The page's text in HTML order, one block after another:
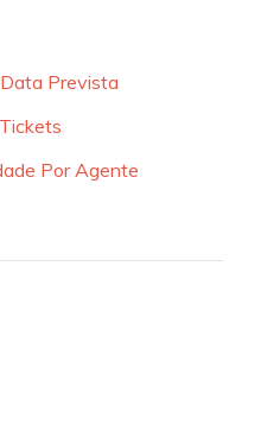
Prevista
Por Agente